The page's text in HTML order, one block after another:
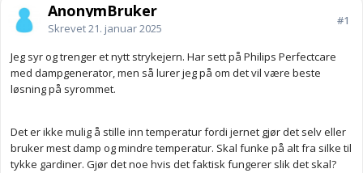
AnonymBruker
Skrevet21. januar 2025
#1
Jeg syr og trenger et nytt strykejern. Har sett på Philips Perfectcare
med dampgenerator, men så lurer jeg på om det vil være beste
løsning på syrommet.
Det er ikke mulig å stille inn temperatur fordi jernet gjør det selv eller
bruker mest damp og mindre temperatur. Skal funke på alt fra silke til
tykke gardiner. Gjør det noe hvis det faktisk fungerer slik det skal?